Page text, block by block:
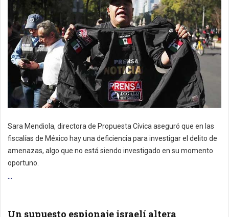
Sara Mendiola, directora de Propuesta Cívica aseguró que en las
fiscalías de México hay una deficiencia para investigar el delito de
amenazas, algo que no está siendo investigado en su momento
oportuno.
...
Un supuesto espionaje israelí altera